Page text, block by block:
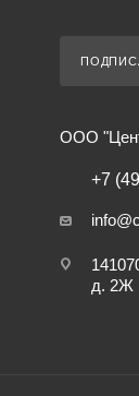
ООО
+7
д. 2Ж